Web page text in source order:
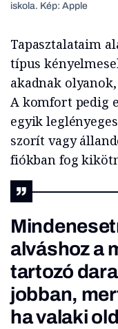
iskola. Kép: Apple
Tapasztalataim
típus
akadnak
A komfort pedig
egyik
szorít vagy
fiókban fog
alváshoz a
tartozó
jobban,
ha valaki